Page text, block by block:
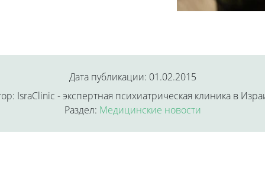
Дата публикации: 01.02.2015
IsraClinic - экспертная психиатрическая клиника в
Раздел: Медицинские новости